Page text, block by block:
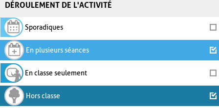
DÉROULEMENT DE L'ACTIVITÉ
Sporadiques
En plusieurs séances
En classe seulement
Hors classe